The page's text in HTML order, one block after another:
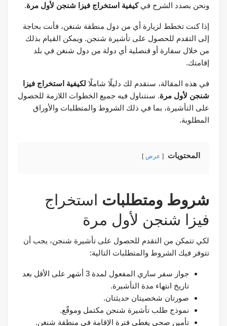
ونحن بصدد الشرح فيكيفية استخراج فيزا شنجن لأول مرة.
إذا كنت تخطط لزيارة أي من دول منطقة شنغن، فأنت بحاجة
إلى التقدم للحصول على تأشيرة شنجن. ويمكن القيام بذلك
من خلال سفارة أو قنصلية أي دولة من دول شنغن في بلد
إقامتك.
في هذه المقالة، سنقدم لك دليلًا شاملًا لكيفية استخراج فيزا
شنجن لأول مرة. سنتناول فيه جميع الخطوات اللازمة للحصول
على التأشيرة، بما في ذلك الشروط والمتطلبات والأوراق
المطلوبة.
المحتويات عرض
شروط ومتطلبات استخراج
فيزا شنجن لأول مرة
لكي تتمكن من التقدم للحصول على تأشيرة شنجن، يجب أن
تتوفر فيك الشروط والمتطلبات التالية:
جواز سفر ساري المفعول لمدة 3 أشهر على الأقل بعد
تاريخ انتهاء مدة التأشيرة.
صورتان شخصيتان حديثتان.
نموذج طلب تأشيرة شنجن مكتمل وموقّع.
تأمين صحي يغطي فترة الإقامة في منطقة شنغن.